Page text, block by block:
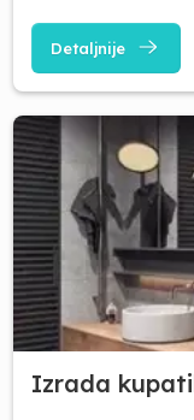
Detaljnije
Izrada